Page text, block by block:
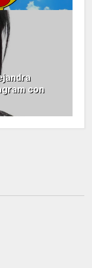
con